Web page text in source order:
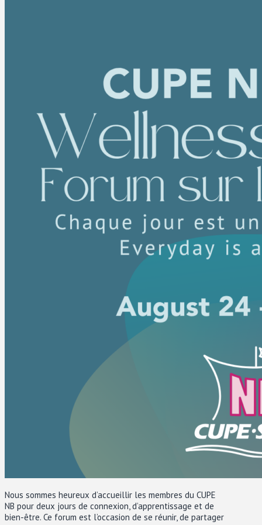
Nous sommes heureux d’accueillir les membres du CUPE
NB pour deux jours de connexion, d’apprentissage et de
bien-être. Ce forum est l’occasion de se réunir, de partager